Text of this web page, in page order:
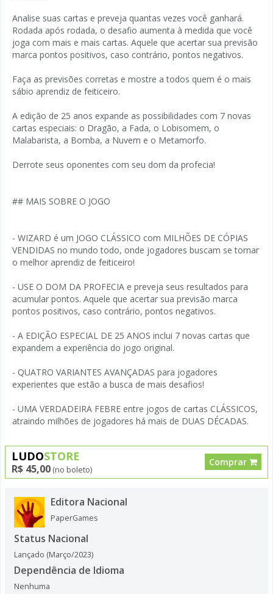
Analise suas cartas e preveja quantas vezes você ganhará.
Rodada após rodada, o desafio aumenta à medida que você
joga com mais e mais cartas. Aquele que acertar sua previsão
marca pontos positivos, caso contrário, pontos negativos.
Faça as previsões corretas e mostre a todos quem é o mais
sábio aprendiz de feiticeiro.
A edição de 25 anos expande as possibilidades com 7 novas
cartas especiais: o Dragão, a Fada, o Lobisomem, o
Malabarista, a Bomba, a Nuvem e o Metamorfo.
Derrote seus oponentes com seu dom da profecia!
## MAIS SOBRE O JOGO
- WIZARD é um JOGO CLÁSSICO com MILHÕES DE CÓPIAS
VENDIDAS no mundo todo, onde jogadores buscam se tornar
o melhor aprendiz de feiticeiro!
- USE O DOM DA PROFECIA e preveja seus resultados para
acumular pontos. Aquele que acertar sua previsão marca
pontos positivos, caso contrário, pontos negativos.
- A EDIÇÃO ESPECIAL DE 25 ANOS inclui 7 novas cartas que
expandem a experiência do jogo original.
- QUATRO VARIANTES AVANÇADAS para jogadores
experientes que estão a busca de mais desafios!
- UMA VERDADEIRA FEBRE entre jogos de cartas CLÁSSICOS,
atraindo milhões de jogadores há mais de DUAS DÉCADAS.
LUDOSTORE
R$ 45,00 (no boleto)
Comprar
Editora Nacional
PaperGames
Status Nacional
Lançado (Março/2023)
Dependência de Idioma
Nenhuma